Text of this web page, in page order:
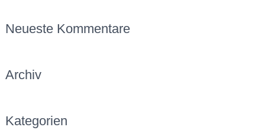
h
n
Neueste Kommentare
Archiv
Kategorien